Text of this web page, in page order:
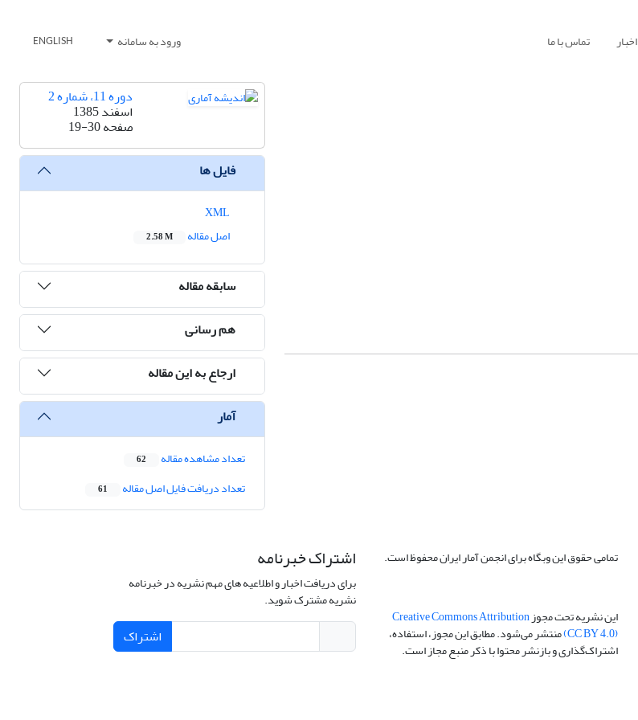
اخبار تماس با ما ورود به سامانه ENGLISH
دوره 11، شماره 2
اسفند 1385
صفحه19-30
فایل ها
اصل مقاله
2.58 M
سابقه مقاله
هم رسانی
ارجاع به این مقاله
آمار
تعداد مشاهده مقاله 62
تعداد دریافت فایل اصل مقاله 61
تمامی حقوق این وبگاه برای انجمن آمار ایران محفوظ است.
این نشریه تحت مجوزCreative Commons Attribution
(CC BY 4.0)منتشر می‌شود. مطابق این مجوز، استفاده،
اشتراک‌گذاری و بازنشر محتوا با ذکر منبع مجاز است.
اشتراک خبرنامه
برای دریافت اخبار و اطلاعیه های مهم نشریه در خبرنامه
نشریه مشترک شوید.
اشتراک